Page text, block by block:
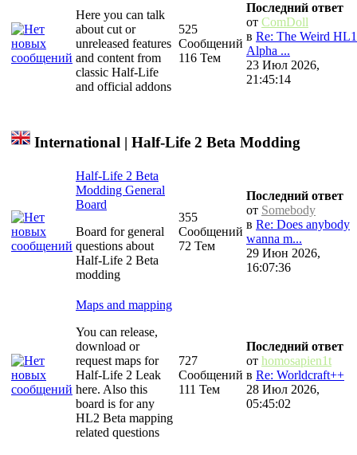
Here you can talk
about cut or
unreleased features
and content from
classic Half-Life
and official addons
525
Сообщений
116 Тем
Последний ответ
от ComDoll
в Re: The Weird HL1
Alpha ...
23 Июл 2026,
21:45:14
International | Half-Life 2 Beta Modding
Half-Life 2 Beta
Modding General
Board
Board for general
questions about
Half-Life 2 Beta
modding
355
Сообщений
72 Тем
Последний ответ
от Somebody
в Re: Does anybody
wanna m...
29 Июн 2026,
16:07:36
Maps and mapping
You can release,
download or
request maps for
Half-Life 2 Leak
here. Also this
board is for any
HL2 Beta mapping
related questions
727
Сообщений
111 Тем
Последний ответ
от homosapien1t
в Re: Worldcraft++
28 Июл 2026,
05:45:02